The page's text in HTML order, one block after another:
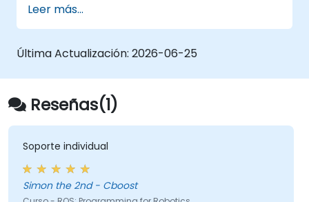
y visualización.
Leer más...
Última Actualización: 2026-06-25
Reseñas(1)
Soporte individual
Simon the 2nd - Cboost